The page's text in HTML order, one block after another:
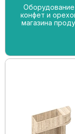
конфет и
магазина